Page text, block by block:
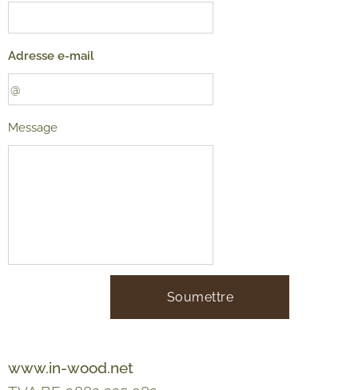
Adresse e-mail
Message
Soumettre
www.in-wood.net